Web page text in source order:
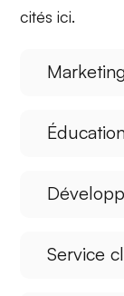
cités ici.
Service